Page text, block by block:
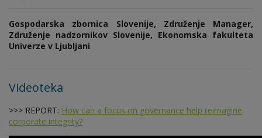
Gospodarska zbornica Slovenije, Združenje Manager,
Združenje nadzornikov Slovenije, Ekonomska fakulteta
Univerze v Ljubljani
Videoteka
>>> REPORT: How can a focus on governance help reimagine
corporate integrity?